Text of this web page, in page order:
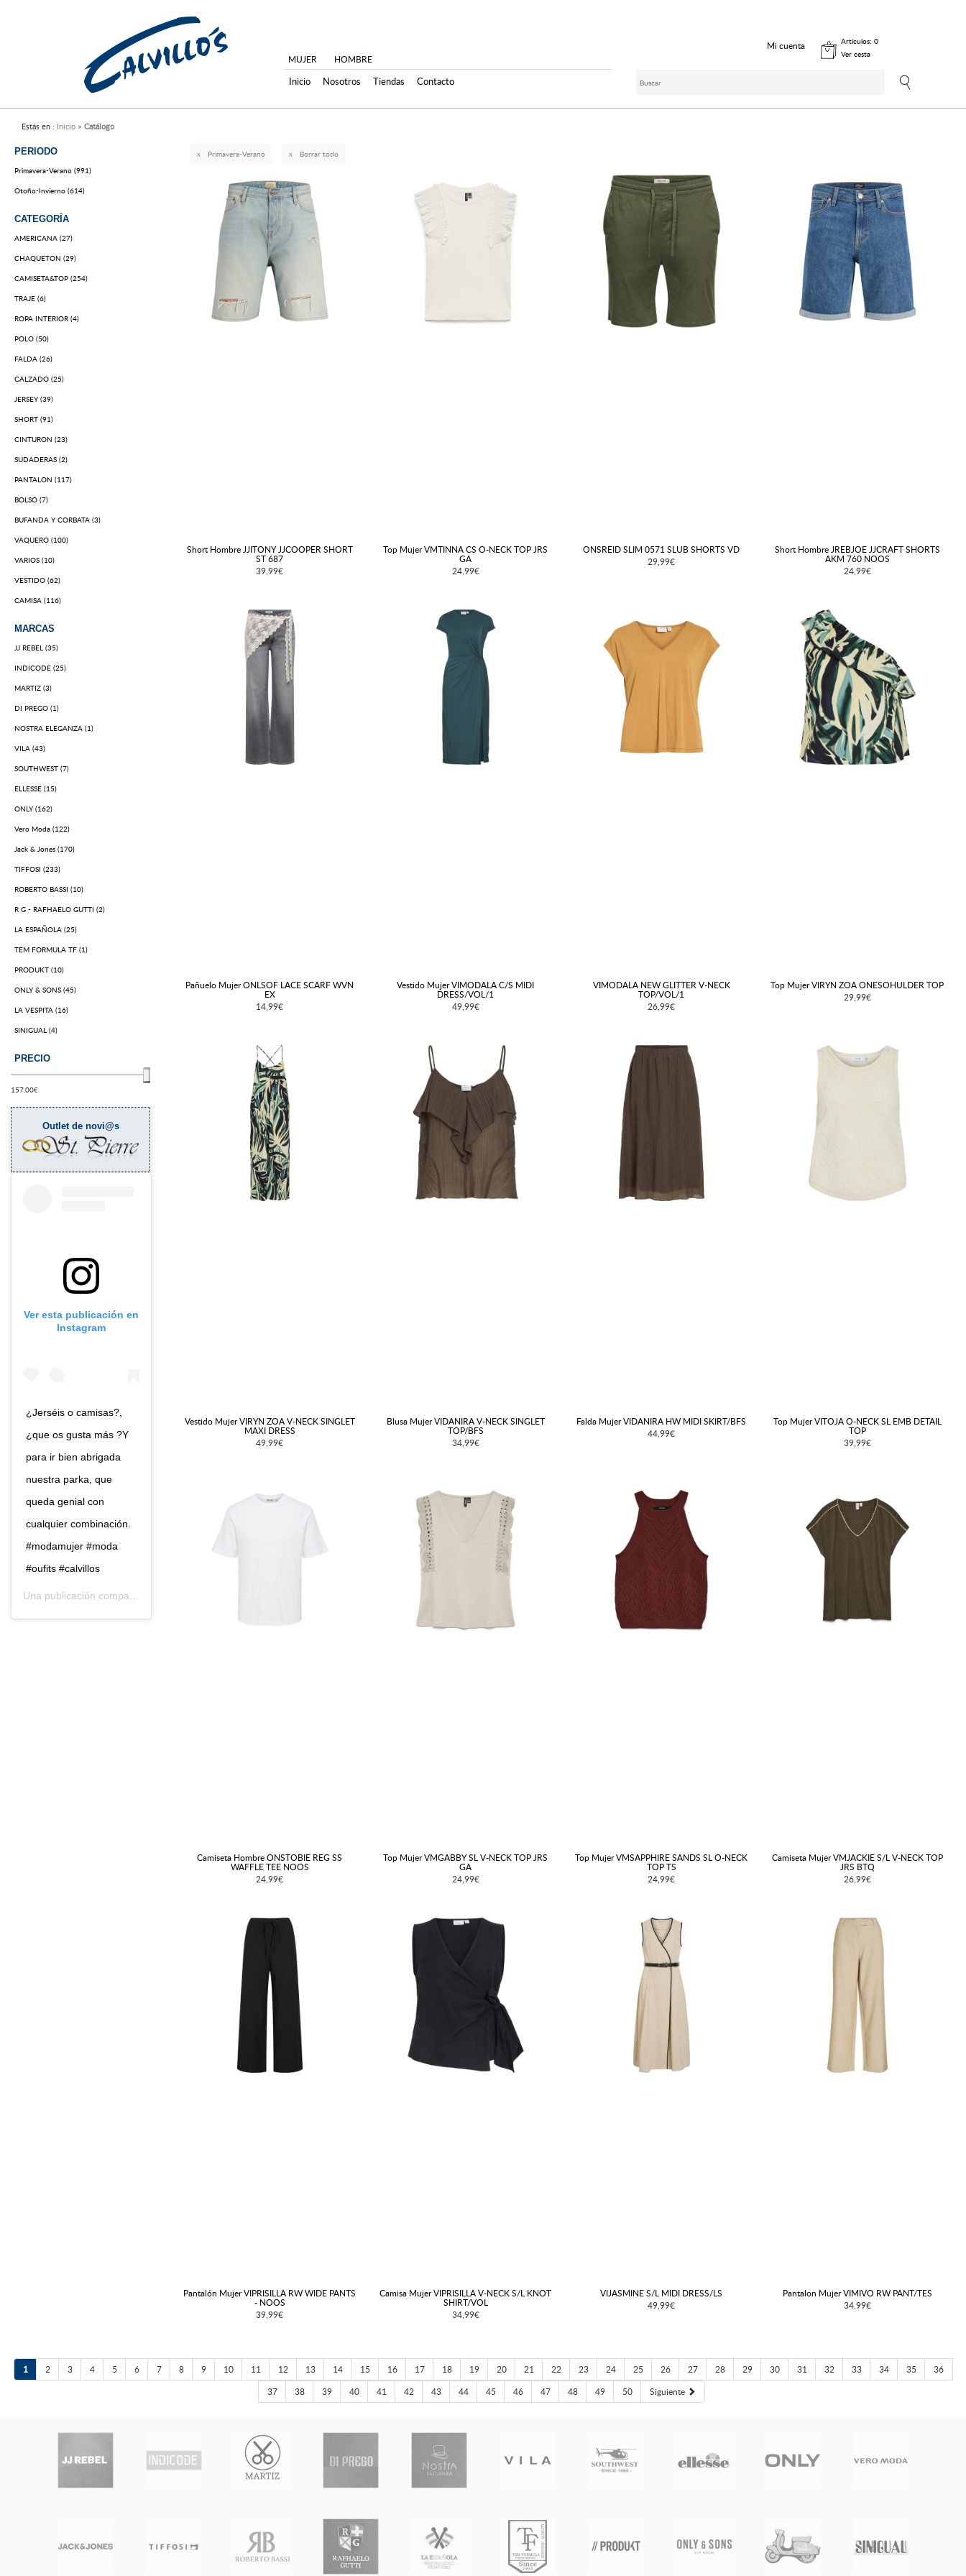
MUJER HOMBRE
Mi cuenta Artículos: 0
Ver cesta
Inicio Nosotros Tiendas Contacto
Estás en : Inicio Catálogo
PERIODO
Primavera-Verano (991)
Otoño-Invierno (614)
CATEGORÍA
AMERICANA (27)
CHAQUETON (29)
CAMISETA&TOP (254)
TRAJE (6)
ROPA INTERIOR (4)
POLO (50)
FALDA (26)
CALZADO (25)
JERSEY (39)
SHORT (91)
CINTURON (23)
SUDADERAS (2)
PANTALON (117)
BOLSO (7)
BUFANDA Y CORBATA (3)
VAQUERO (100)
VARIOS (10)
VESTIDO (62)
CAMISA (116)
MARCAS
JJ REBEL (35)
INDICODE (25)
MARTIZ (3)
DI PREGO (1)
NOSTRA ELEGANZA (1)
VILA (43)
SOUTHWEST (7)
ELLESSE (15)
ONLY (162)
Vero Moda (122)
Jack & Jones (170)
TIFFOSI (233)
ROBERTO BASSI (10)
R G - RAFHAELO GUTTI (2)
LA ESPAÑOLA (25)
TEM FORMULA TF (1)
PRODUKT (10)
ONLY & SONS (45)
LA VESPITA (16)
SINIGUAL (4)
PRECIO
157.00€
Outlet de novi@s
Ver esta publicación en
Instagram
¿Jerséis o camisas?,
¿que os gusta más ?Y
para ir bien abrigada
nuestra parka, que
queda genial con
cualquier combinación.
#modamujer #moda
#oufits #calvillos
Primavera-Verano Borrar todo
Short Hombre JJITONY JJCOOPER SHORT
ST 687
39,99€
Top Mujer VMTINNA CS O-NECK TOP JRS
GA
24,99€
ONSREID SLIM 0571 SLUB SHORTS VD
29,99€
Short Hombre JREBJOE JJCRAFT SHORTS
AKM 760 NOOS
24,99€
Pañuelo Mujer ONLSOF LACE SCARF WVN
EX
14,99€
Vestido Mujer VIMODALA C/S MIDI
DRESS/VOL/1
49,99€
VIMODALA NEW GLITTER V-NECK
TOP/VOL/1
26,99€
Top Mujer VIRYN ZOA ONESOHULDER TOP
29,99€
Vestido Mujer VIRYN ZOA V-NECK SINGLET
MAXI DRESS
49,99€
Blusa Mujer VIDANIRA V-NECK SINGLET
TOP/BFS
34,99€
Falda Mujer VIDANIRA HW MIDI SKIRT/BFS
44,99€
Top Mujer VITOJA O-NECK SL EMB DETAIL
TOP
39,99€
Camiseta Hombre ONSTOBIE REG SS
WAFFLE TEE NOOS
24,99€
Top Mujer VMGABBY SL V-NECK TOP JRS
GA
24,99€
Top Mujer VMSAPPHIRE SANDS SL O-NECK
TOP TS
24,99€
Camiseta Mujer VMJACKIE S/L V-NECK TOP
JRS BTQ
26,99€
Pantalón Mujer VIPRISILLA RW WIDE PANTS
- NOOS
39,99€
Camisa Mujer VIPRISILLA V-NECK S/L KNOT
SHIRT/VOL
34,99€
VIJASMINE S/L MIDI DRESS/LS
49,99€
Pantalon Mujer VIMIVO RW PANT/TES
34,99€
1 2 3 4 5 6 7 8 9 10 11 12 13 14 15 16 17 18 19 20 21 22 23 24 25 26 27 28 29 30 31 32 33 34 35
36
37
38 39 40 41 42 43 44 45 46 47 48 49 50 Siguiente